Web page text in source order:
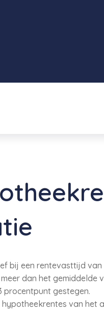
bij een rentevasttijd van
dan het gemiddelde
procentpunt gestegen.
hypotheekrentes van het